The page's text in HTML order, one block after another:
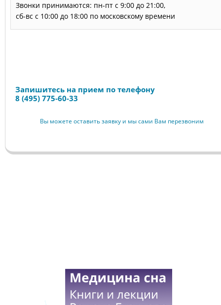
Звонки принимаются: пн-пт с 9:00 до 21:00,
сб-вс с 10:00 до 18:00 по московскому времени
Запишитесь на прием по телефону
8 (495) 775-60-33
Вы можете оставить заявку и мы сами Вам перезвоним